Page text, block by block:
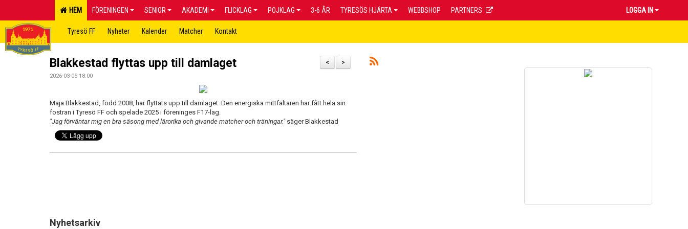
HEM FÖRENINGEN SENIOR AKADEMI FLICKLAG POJKLAG 3-6 ÅR TYRESÖS HJÄRTA WEBBSHOP PARTNERS LOGGA IN
Tyresö FF Nyheter Kalender Matcher Kontakt
>
<
Blakkestad flyttas upp till damlaget
2026-03-05 18:00
Maja Blakkestad, född 2008, har flyttats upp till damlaget. Den energiska mittfältaren har fått hela sin
fostran i Tyresö FF och spelade 2025 i föreninges F17-lag.
"Jag förväntar mig en bra säsong med lärorika och givande matcher och träningar."säger Blakkestad
Nyhetsarkiv